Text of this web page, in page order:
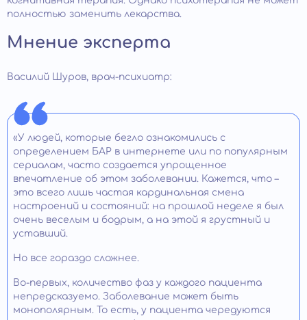
полностью заменить лекарства.
Мнение эксперта
Василий Шуров, врач-психиатр:
«У людей, которые бегло ознакомились с
определением БАР в интернете или по популярным
сериалам, часто создается упрощенное
впечатление об этом заболевании. Кажется, что –
это всего лишь частая кардинальная смена
настроений и состояний: на прошлой неделе я был
очень веселым и бодрым, а на этой я грустный и
уставший.
Но все гораздо сложнее.
Во-первых, количество фаз у каждого пациента
непредсказуемо. Заболевание может быть
монополярным. То есть, у пациента чередуются